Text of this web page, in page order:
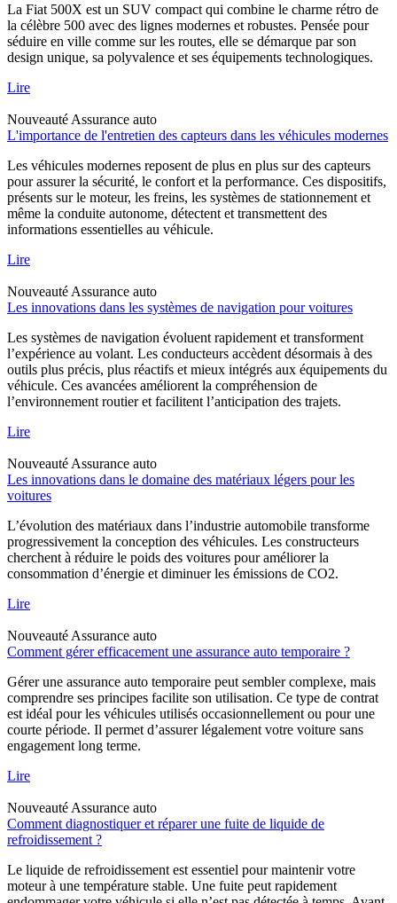
La Fiat 500X est un SUV compact qui combine le charme rétro de
la célèbre 500 avec des lignes modernes et robustes. Pensée pour
séduire en ville comme sur les routes, elle se démarque par son
design unique, sa polyvalence et ses équipements technologiques.
Lire
Nouveauté Assurance auto
L'importance de l'entretien des capteurs dans les véhicules modernes
Les véhicules modernes reposent de plus en plus sur des capteurs
pour assurer la sécurité, le confort et la performance. Ces dispositifs,
présents sur le moteur, les freins, les systèmes de stationnement et
même la conduite autonome, détectent et transmettent des
informations essentielles au véhicule.
Lire
Nouveauté Assurance auto
Les innovations dans les systèmes de navigation pour voitures
Les systèmes de navigation évoluent rapidement et transforment
l’expérience au volant. Les conducteurs accèdent désormais à des
outils plus précis, plus réactifs et mieux intégrés aux équipements du
véhicule. Ces avancées améliorent la compréhension de
l’environnement routier et facilitent l’anticipation des trajets.
Lire
Nouveauté Assurance auto
Les innovations dans le domaine des matériaux légers pour les
voitures
L’évolution des matériaux dans l’industrie automobile transforme
progressivement la conception des véhicules. Les constructeurs
cherchent à réduire le poids des voitures pour améliorer la
consommation d’énergie et diminuer les émissions de CO2.
Lire
Nouveauté Assurance auto
Comment gérer efficacement une assurance auto temporaire ?
Gérer une assurance auto temporaire peut sembler complexe, mais
comprendre ses principes facilite son utilisation. Ce type de contrat
est idéal pour les véhicules utilisés occasionnellement ou pour une
courte période. Il permet d’assurer légalement votre voiture sans
engagement long terme.
Lire
Nouveauté Assurance auto
Comment diagnostiquer et réparer une fuite de liquide de
refroidissement ?
Le liquide de refroidissement est essentiel pour maintenir votre
moteur à une température stable. Une fuite peut rapidement